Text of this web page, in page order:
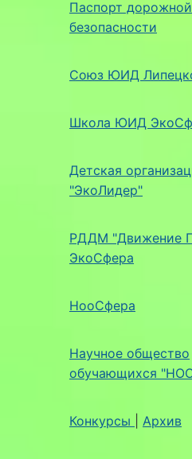
Паспорт дорожной
безопасности
Союз ЮИД
Школа ЮИД
Детская
"ЭкоЛидер"
РДДМ "Движение
ЭкоСфера
НооСфера
Научное общество
обучающихся
Конкурсы Архив